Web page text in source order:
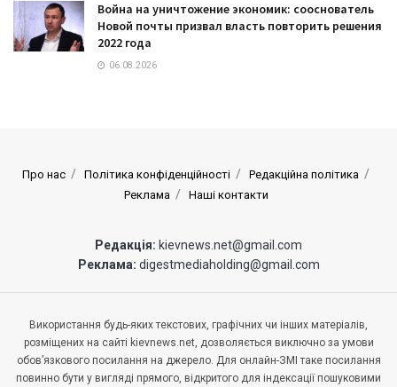
Война на уничтожение экономик: сооснователь
Новой почты призвал власть повторить решения
2022 года
06.08.2026
Про нас Політика конфіденційності
Редакційна політика
Реклама
Наші контакти
Редакція: kievnews.net@gmail.com
Реклама: digestmediaholding@gmail.com
Використання будь-яких текстових, графічних чи інших матеріалів,
розміщених на сайті kievnews.net, дозволяється виключно за умови
обов’язкового посилання на джерело. Для онлайн-ЗМІ таке посилання
повинно бути у вигляді прямого, відкритого для індексації пошуковими